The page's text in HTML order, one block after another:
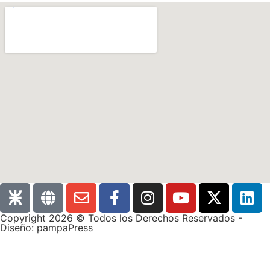
Copyright 2026 © Todos los Derechos Reservados -
Diseño: pampaPress